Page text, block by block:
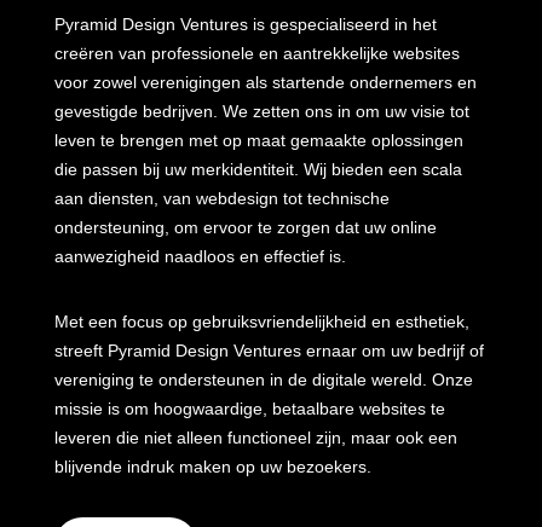
Pyramid Design Ventures is gespecialiseerd in het
creëren van professionele en aantrekkelijke websites
voor zowel verenigingen als startende ondernemers en
gevestigde bedrijven. We zetten ons in om uw visie tot
leven te brengen met op maat gemaakte oplossingen
die passen bij uw merkidentiteit. Wij bieden een scala
aan diensten, van webdesign tot technische
ondersteuning, om ervoor te zorgen dat uw online
aanwezigheid naadloos en effectief is.
Met een focus op gebruiksvriendelijkheid en esthetiek,
streeft Pyramid Design Ventures ernaar om uw bedrijf of
vereniging te ondersteunen in de digitale wereld. Onze
missie is om hoogwaardige, betaalbare websites te
leveren die niet alleen functioneel zijn, maar ook een
blijvende indruk maken op uw bezoekers.